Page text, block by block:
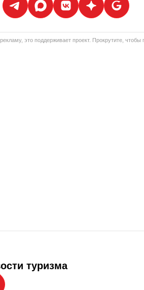
это поддерживает проект. Прокрутите, чтобы
туризма